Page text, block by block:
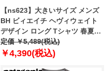
【ns623】大きいサイズ メンズ
BH ビィエイチ ヘヴィウェイト
デザイン ロング Tシャツ 春夏新
作 bh-t260101 【fre】
定価 ￥5,489(税込)
￥4,390(税込)